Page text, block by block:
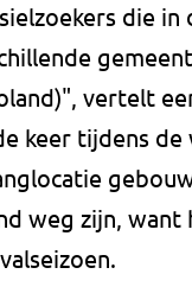
die
vertelt
keer tijdens
weg zijn,